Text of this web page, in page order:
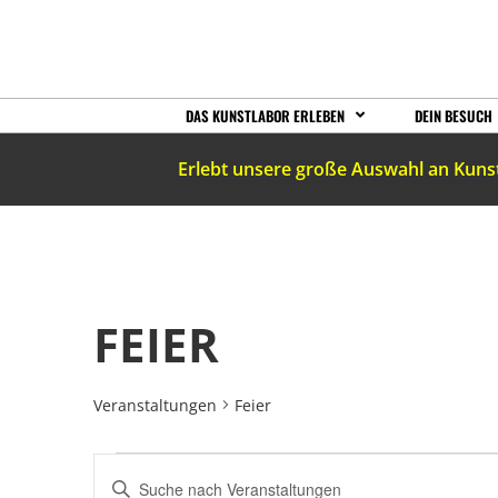
DAS KUNSTLABOR ERLEBEN DEIN BESUCH
Erlebt unsere große Auswahl an
FEIER
Veranstaltungen Feier
VERANSTALTUNGEN
Bitte
Schlüsselwort